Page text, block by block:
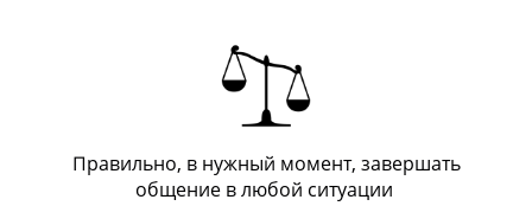
Правильно, в нужный момент, завершать
общение в любой ситуации